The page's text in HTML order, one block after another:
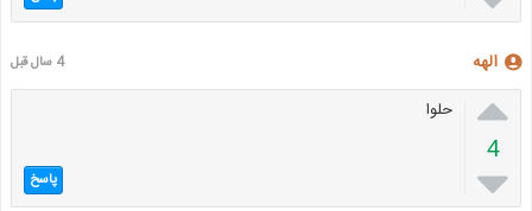
الهه 4 سال قبل

4

حلوا
پاسخ